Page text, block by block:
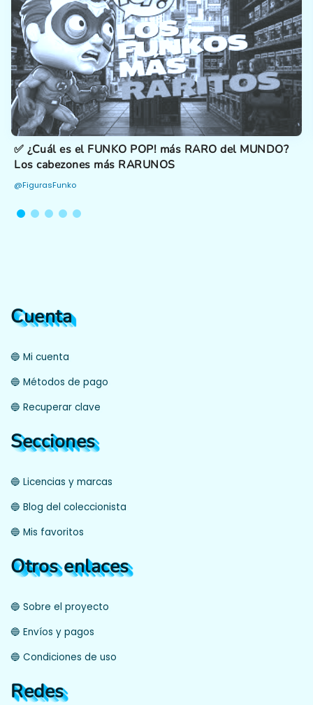
✅ ¿Cuál es el FUNKO POP! más RARO del MUNDO?
Los cabezones más RARUNOS
@FigurasFunko
Cuenta
🔵 Mi cuenta
🔵 Métodos de pago
🔵 Recuperar clave
Secciones
🔵 Licencias y marcas
🔵 Blog del coleccionista
🔵 Mis favoritos
Otros enlaces
🔵 Sobre el proyecto
🔵 Envíos y pagos
🔵 Condiciones de uso
Redes